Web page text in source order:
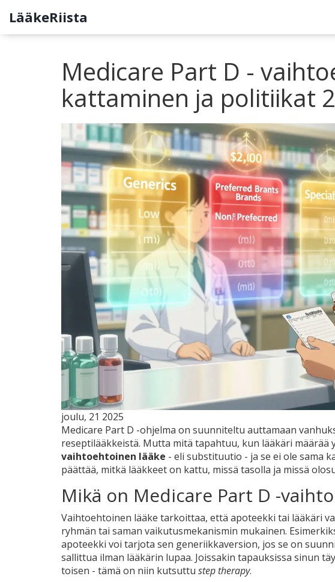
LääkeRiista
Medicare Part D -
kattaminen ja politiikat
joulu, 21 2025
Medicare Part D -ohjelma on suunniteltu auttamaan
reseptilääkkeistä. Mutta mitä tapahtuu, kun lääkäri määrää
vaihtoehtoinen lääke - eli substituutio - ja se ei ole sama
päättää, mitkä lääkkeet on kattu, missä tasolla ja missä
Mikä on Medicare Part D -
Vaihtoehtoinen lääke tarkoittaa, että apoteekki tai lääkäri
ryhmän tai saman vaikutusmekanismin mukainen.
apoteekki voi tarjota sen generiikkaversion, jos se on
sallittua ilman lääkärin lupaa. Joissakin tapauksissa sinun
toisen - tämä on niin kutsuttu step therapy.